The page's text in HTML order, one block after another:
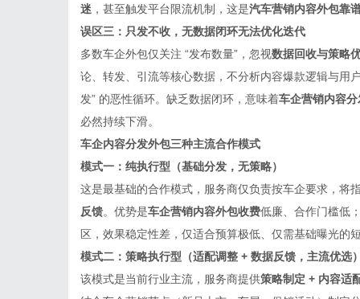
迷 ，甚至触发平台限流机制，这是汽车营销内容外包靠
误区三：只发不收，无数据闭环无法优化迭代
多数车企外包仅关注 “发布数量”，忽视数据回收与策略
论、转发、引流等核心数据，不分析内容爆款逻辑与用
发” 的恶性循环。缺乏数据闭环，意味着车企营销内容
必然持续下滑。
车企内容分发外包三种主流合作模式
模式一：纯执行型（基础分发，无策略）
这是最基础的合作模式，服务商仅负责按车企要求，将
反馈。优势是车企营销内容外包收费低廉、合作门槛低
区，效果稳定性差，仅适合预算极低、仅需基础曝光的
模式二：策略执行型（适配调整 + 数据反馈，主流优选
该模式是当前行业主流，服务商提供策略制定 + 内容适